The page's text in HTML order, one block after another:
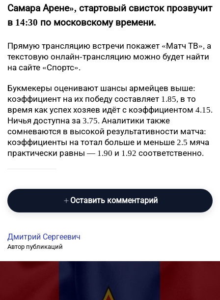
Самара Арене», стартовый свисток прозвучит
в 14:30 по московскому времени.
Прямую трансляцию встречи покажет «Матч ТВ», а
текстовую онлайн-трансляцию можно будет найти
на сайте «Спортс».
Букмекеры оценивают шансы армейцев выше:
коэффициент на их победу составляет 1.85, в то
время как успех хозяев идёт с коэффициентом 4.15.
Ничья доступна за 3.75. Аналитики также
сомневаются в высокой результативности матча:
коэффициенты на тотал больше и меньше 2.5 мяча
практически равны — 1.90 и 1.92 соответственно.
Оставить комментарий
Дмитрий Сергеевич
Автор публикаций